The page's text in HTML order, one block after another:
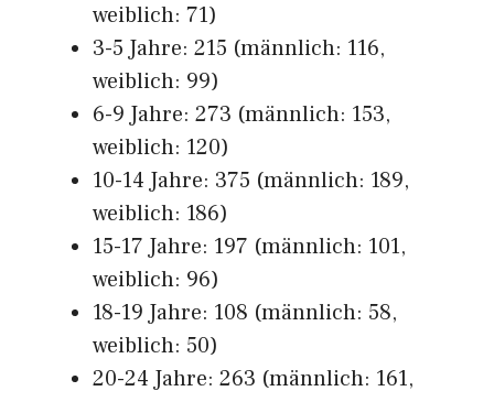
weiblich: 71)
3-5 Jahre: 215 (männlich: 116,
weiblich: 99)
6-9 Jahre: 273 (männlich: 153,
weiblich: 120)
10-14 Jahre: 375 (männlich: 189,
weiblich: 186)
15-17 Jahre: 197 (männlich: 101,
weiblich: 96)
18-19 Jahre: 108 (männlich: 58,
weiblich: 50)
20-24 Jahre: 263 (männlich: 161,